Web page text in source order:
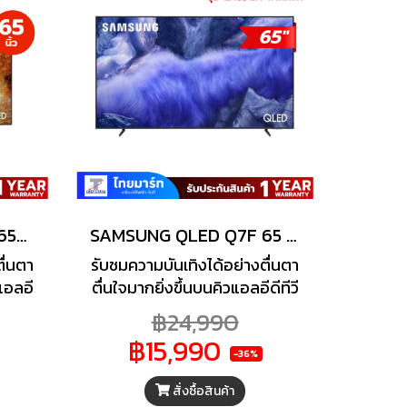
SAMSUNG 65 inch QA65QN70FAKXXT 4K Neo QLED Mini LED Vision AI TV
นตา
อลอี
SAMSUNG QLED Q7F 65 นิ้ว SAMSUNG (4K, QLED, TIZEN) รุ่น QA65Q7F4AKXXT
รับชมความบันเทิงได้อย่างตื่นตา
ตื่นใจมากยิ่งขึ้นบนคิวแอลอีดีทีวี
จาก SAMSUNG ด้วยเทคโนโลยี
Quantum Dot ที่สรรสร้างสีสัน
กว่าล้านเฉด ให้ทุกภาพยนตร์ ซี
รีส์ หรือเกมโปรดของคุณ
สวยงามสมจริง ดื่มด่ำกับความ
฿24,990
฿15,990 -36%
สั่งซื้อสินค้า